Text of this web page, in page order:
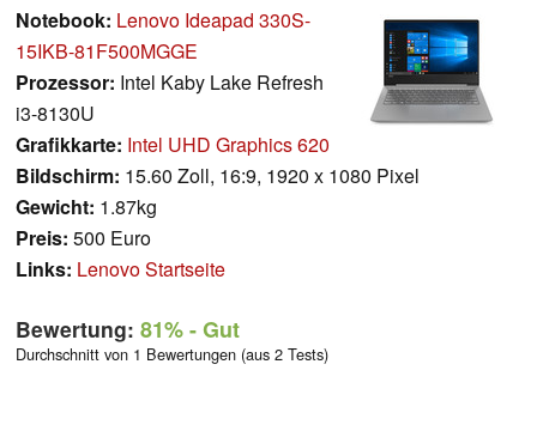
Notebook: Lenovo Ideapad 330S-
15IKB-81F500MGGE
Prozessor: Intel Kaby Lake Refresh
i3-8130U
Grafikkarte: Intel UHD Graphics 620
Bildschirm: 15.60 Zoll, 16:9, 1920 x 1080 Pixel
Gewicht: 1.87kg
Preis: 500 Euro
Links: Lenovo Startseite
Bewertung: 81%- Gut
Durchschnitt von 1 Bewertungen (aus 2 Tests)